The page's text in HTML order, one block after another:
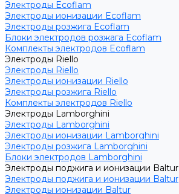
Электроды Ecoflam
Электроды ионизации Ecoflam
Электроды розжига Ecoflam
Блоки электродов розжага Ecoflam
Комплекты электродов Ecoflam
Электроды Riello
Электроды Riello
Электроды ионизации Riello
Электроды розжига Riello
Комплекты электродов Riello
Электроды Lamborghini
Электроды Lamborghini
Электроды ионизации Lamborghini
Электроды розжига Lamborghini
Блоки электродов Lamborghini
Электроды поджига и ионизации Baltur
Электроды поджига и ионизации Baltur
Электроды ионизации Baltur